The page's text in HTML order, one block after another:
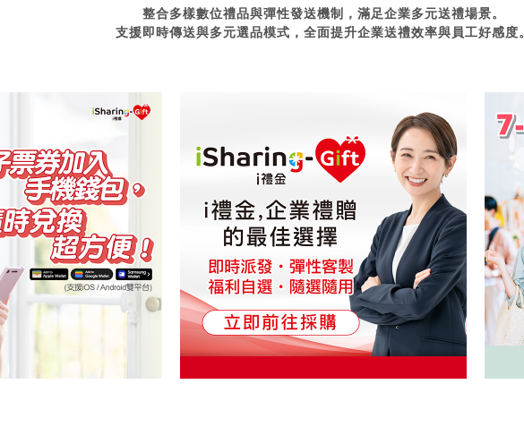
整合多樣數位禮品與彈性發送機制，滿足企業多元送禮場景。
支援即時傳送與多元選品模式，全面提升企業送禮效率與員工好感度